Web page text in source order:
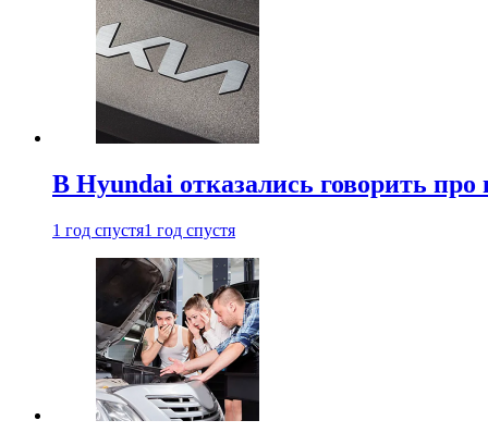
В Hyundai отказались говорить
1 год спустя1 год спустя